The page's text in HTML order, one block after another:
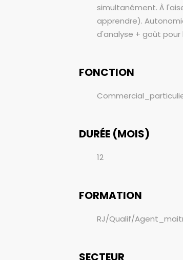
simultanément. À
apprendre).
d'analyse + goût
FONCTION
DURÉE (MOIS)
12
FORMATION
RJ/Qualif/
SECTEUR